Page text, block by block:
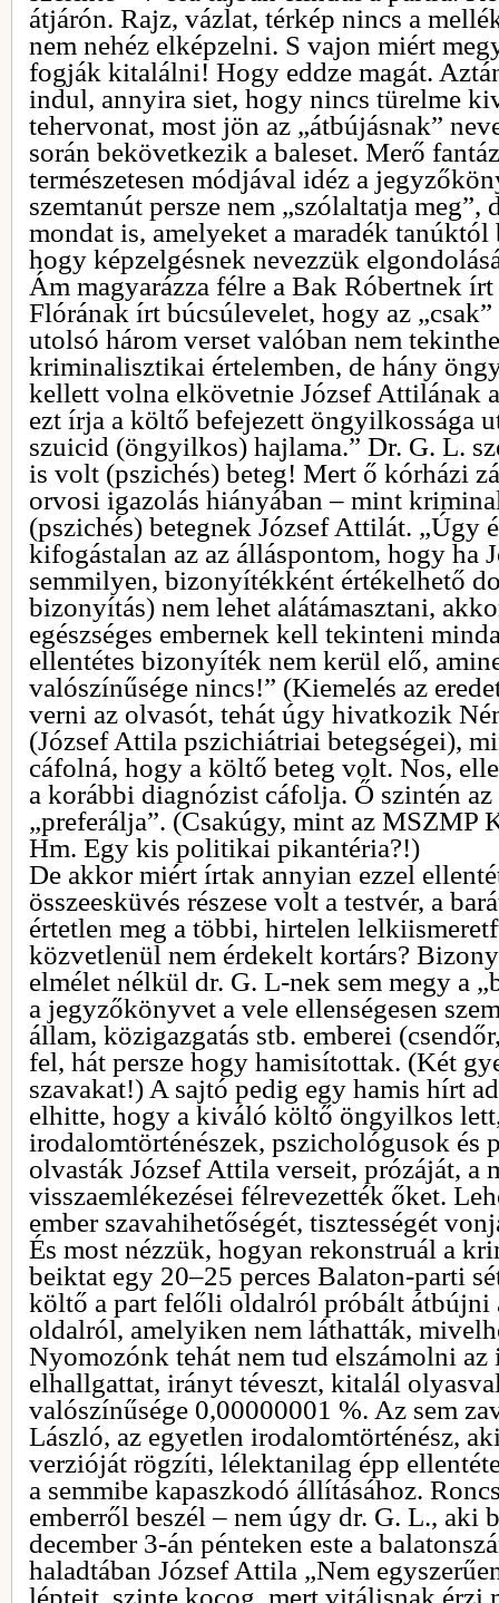
átjárón. Rajz, vázlat, térkép nincs a
nem nehéz elképzelni. S vajon miért
fogják kitalálni! Hogy eddze magát.
indul, annyira siet, hogy nincs türelme
tehervonat, most jön az „átbújásnak”
során bekövetkezik a baleset. Merő
természetesen módjával idéz a
szemtanút persze nem „szólaltatja meg”,
mondat is, amelyeket a maradék
hogy képzelgésnek nevezzük
Ám magyarázza félre a Bak Róbertnek
Flórának írt búcsúlevelet, hogy az
utolsó három verset valóban nem
kriminalisztikai értelemben, de hány
kellett volna elkövetnie József Attilának
ezt írja a költő befejezett öngyilkossága
szuicid (öngyilkos) hajlama.” Dr. G. L.
is volt (pszichés) beteg! Mert ő kórházi
orvosi igazolás hiányában – mint
(pszichés) betegnek József Attilát. „Úgy
kifogástalan az az álláspontom, hogy ha
semmilyen, bizonyítékként értékelhető
bizonyítás) nem lehet alátámasztani,
egészséges embernek kell tekinteni
ellentétes bizonyíték nem kerül elő,
valószínűsége nincs!” (Kiemelés az
verni az olvasót, tehát úgy hivatkozik
(József Attila pszichiátriai betegségei),
cáfolná, hogy a költő beteg volt. Nos,
a korábbi diagnózist cáfolja. Ő szintén
„preferálja”. (Csakúgy, mint az MSZMP
Hm. Egy kis politikai pikantéria?!)
De akkor miért írtak annyian ezzel
összeesküvés részese volt a testvér, a
értetlen meg a többi, hirtelen
közvetlenül nem érdekelt kortárs?
elmélet nélkül dr. G. L-nek sem megy a
a jegyzőkönyvet a vele ellenségesen
állam, közigazgatás stb. emberei
fel, hát persze hogy hamisítottak. (Két
szavakat!) A sajtó pedig egy hamis hírt
elhitte, hogy a kiváló költő öngyilkos
irodalomtörténészek, pszichológusok és
olvasták József Attila verseit, prózáját, a
visszaemlékezései félrevezették őket.
ember szavahihetőségét, tisztességét
És most nézzük, hogyan rekonstruál a
beiktat egy 20–25 perces Balaton-parti
költő a part felőli oldalról próbált átbújni
oldalról, amelyiken nem láthatták,
Nyomozónk tehát nem tud elszámolni az
elhallgattat, irányt téveszt, kitalál
valószínűsége 0,00000001 %. Az sem
László, az egyetlen irodalomtörténész,
verzióját rögzíti, lélektanilag épp
a semmibe kapaszkodó állításához.
emberről beszél – nem úgy dr. G. L., aki
december 3-án pénteken este a
haladtában József Attila „Nem
lépteit, szinte kocog, mert vitálisnak érzi